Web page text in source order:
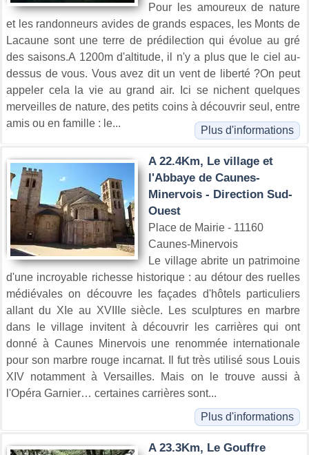
Pour les amoureux de nature
et les randonneurs avides de grands espaces, les Monts de
Lacaune sont une terre de prédilection qui évolue au gré
des saisons.A 1200m d'altitude, il n'y a plus que le ciel au-
dessus de vous. Vous avez dit un vent de liberté ?On peut
appeler cela la vie au grand air. Ici se nichent quelques
merveilles de nature, des petits coins à découvrir seul, entre
amis ou en famille : le...
Plus d'informations
A 22.4Km, Le village et
l'Abbaye de Caunes-
Minervois - Direction Sud-
Ouest
Place de Mairie - 11160
Caunes-Minervois
Le village abrite un patrimoine
d'une incroyable richesse historique : au détour des ruelles
médiévales on découvre les façades d'hôtels particuliers
allant du XIe au XVIIIe siècle. Les sculptures en marbre
dans le village invitent à découvrir les carrières qui ont
donné à Caunes Minervois une renommée internationale
pour son marbre rouge incarnat. Il fut très utilisé sous Louis
XIV notamment à Versailles. Mais on le trouve aussi à
l'Opéra Garnier… certaines carrières sont...
Plus d'informations
A 23.3Km, Le Gouffre